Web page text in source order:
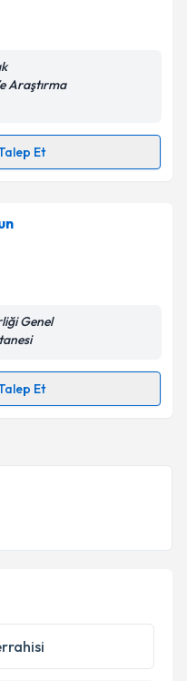
verilerimin belirtilen
ediyorum.
Gönder
Araştırma
Et
randevu takvimi talebi
almanız için bir
ile bilgilendireceğiz.
ilişkin
verilerimin belirtilen
Genel
Et
ile bilgilendireceğiz.
ilişkinAydınlatma
verilerimin belirtilen
ediyorum.